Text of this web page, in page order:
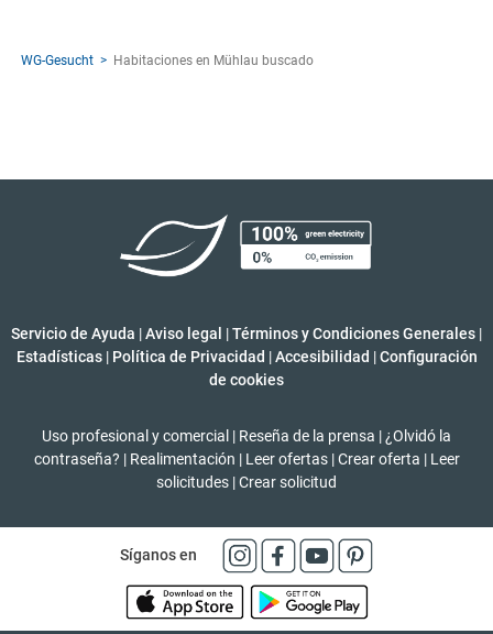
WG-Gesucht Habitaciones en Mühlau buscado
Servicio de Ayuda |Aviso legal |Términos y Condiciones Generales |
Estadísticas | Política de Privacidad | Accesibilidad | Configuración
de cookies
Uso profesional y comercial | Reseña de la prensa | ¿Olvidó la
contraseña? | Realimentación | Leer ofertas | Crear oferta | Leer
solicitudes |Crear solicitud
Síganos en